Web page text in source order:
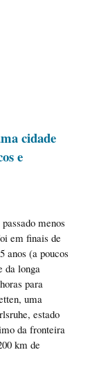
cidade
e
menos
em finais de
anos (a poucos
da longa
para
uma
estado
da fronteira
km de